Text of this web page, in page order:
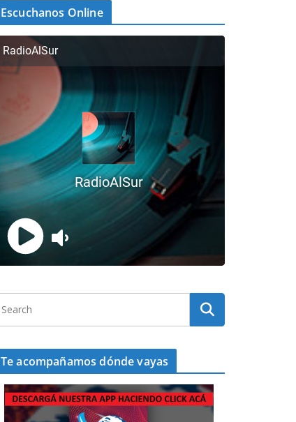
Escuchanos Online
Te acompañamos dónde vayas